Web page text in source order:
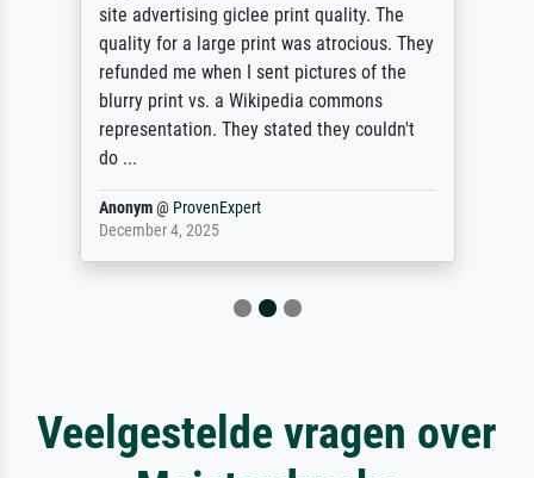
site advertising giclee print quality. The
quality for a large print was atrocious. They
refunded me when I sent pictures of the
blurry print vs. a Wikipedia commons
representation. They stated they couldn't
do ...
Anonym@ ProvenExpert
December 4, 2025
Veelgestelde vragen over